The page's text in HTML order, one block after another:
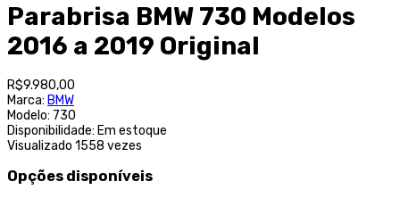
Parabrisa BMW 730 Modelos
2016 a 2019 Original
R$9.980,00
Marca: BMW
Modelo: 730
Disponibilidade: Em estoque
Visualizado 1558 vezes
Opções disponíveis